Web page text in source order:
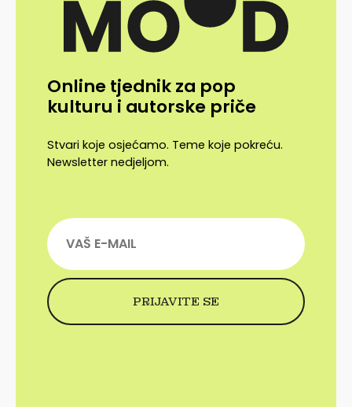
Online tjednik za pop
kulturu i autorske priče
Stvari koje osjećamo. Teme koje pokreću.
Newsletter nedjeljom.